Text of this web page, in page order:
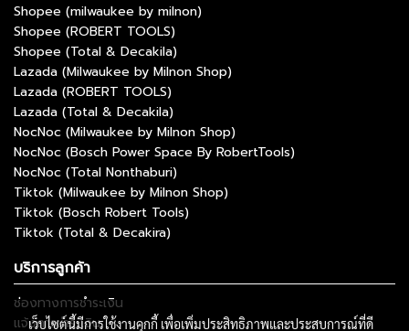
Shopee (milwaukee by milnon)
Shopee (ROBERT TOOLS)
Shopee (Total & Decakila)
Lazada (Milwaukee by Milnon Shop)
Lazada (ROBERT TOOLS)
Lazada (Total & Decakila)
NocNoc (Milwaukee by Milnon Shop)
NocNoc (Bosch Power Space By RobertTools)
NocNoc (Total Nonthaburi)
Tiktok (Milwaukee by Milnon Shop)
Tiktok (Bosch Robert Tools)
Tiktok (Total & Decakira)
บริการลูกค้า
ช่องทางการชำระเงิน
แจ้งการชำระเงิน
เว็บไซต์นี้มีการใช้งานคุกกี้ เพื่อเพิ่มประสิทธิภาพและประสบการณ์ที่ดี